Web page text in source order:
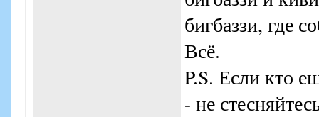
бигбаззи, где
Всё.
P.S. Если кто
- не